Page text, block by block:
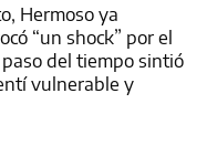
Hermoso ya
“un shock” por el
del tiempo sintió
vulnerable y